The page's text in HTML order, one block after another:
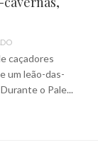
caçadores
um leão-das-
o Pale...